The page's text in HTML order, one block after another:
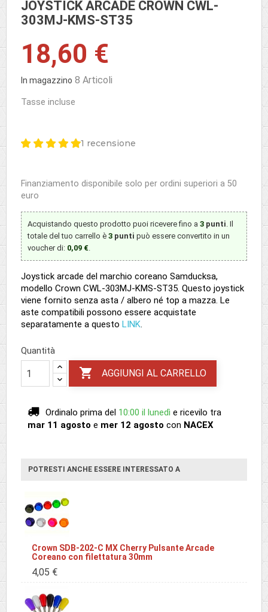
JOYSTICK ARCADE CROWN CWL-
303MJ-KMS-ST35
18,60 €
In magazzino 8 Articoli
Tasse incluse
1 recensione
Finanziamento disponibile solo per ordini superiori a 50
euro
Acquistando questo prodotto puoi ricevere fino a 3 punti. Il
totale del tuo carrello è 3 punti può essere convertito in un
voucher di: 0,09 €.
Joystick arcade del marchio coreano Samducksa,
modello Crown CWL-303MJ-KMS-ST35. Questo joystick
viene fornito senza asta / albero né top a mazza. Le
aste compatibili possono essere acquistate
separatamente a questo LINK.
Quantità
 AGGIUNGI AL CARRELLO
Ordinalo prima del 10:00 il lunedì e ricevilo tra
mar 11 agosto e mer 12 agosto con NACEX
POTRESTI ANCHE ESSERE INTERESSATO A
Crown SDB-202-C MX Cherry Pulsante Arcade
Coreano con filettatura 30mm
4,05 €